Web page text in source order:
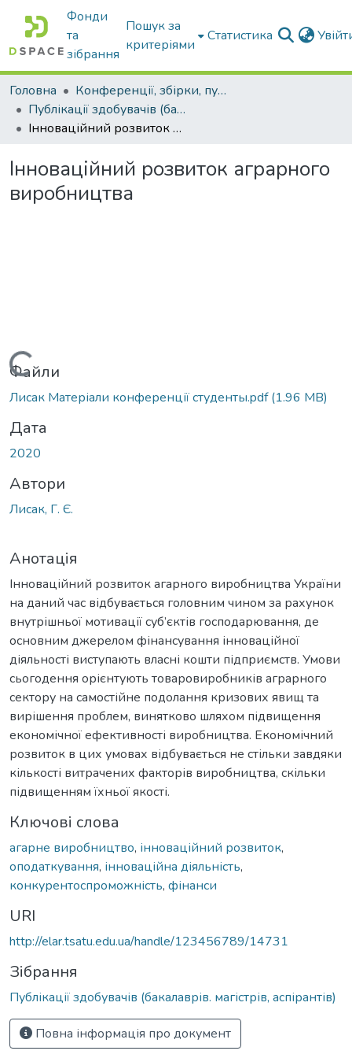
Фонди
та
зібрання
Пошук за
критеріями
Статистика
Головна
Конференції, збірки, публікації молодих вчених і здобувачів : магістрів, бакалаврів, аспірантів.
Публікації здобувачів (бакалаврів. магістрів, аспірантів)
Інноваційний розвиток аграрного виробництва
Інноваційний розвиток аграрного
виробництва
Вантажиться...
Файли
Лисак Матеріали конференції студенты.pdf(1.96 MB)
Дата
2020
Автори
Лисак, Г. Є.
Анотація
Інноваційний розвиток агарного виробництва України
на даний час відбувається головним чином за рахунок
внутрішньої мотивації суб’єктів господарювання, де
основним джерелом фінансування інноваційної
діяльності виступають власні кошти підприємств. Умови
сьогодення орієнтують товаровиробників аграрного
сектору на самостійне подолання кризових явищ та
вирішення проблем, винятково шляхом підвищення
економічної ефективності виробництва. Економічний
розвиток в цих умовах відбувається не стільки завдяки
кількості витрачених факторів виробництва, скільки
підвищенням їхньої якості.
Ключові слова
агарне виробництво, інноваційний розвиток,
оподаткування, інноваційна діяльність,
конкурентоспроможність, фінанси
URI
http://elar.tsatu.edu.ua/handle/123456789/14731
Зібрання
Публікації здобувачів (бакалаврів. магістрів, аспірантів)
Повна інформація про документ